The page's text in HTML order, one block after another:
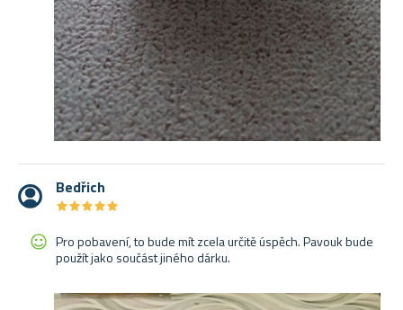
Bedřich
★★★★★
★★★★★
Pro pobavení, to bude mít zcela určitě úspěch. Pavouk bude
použít jako součást jiného dárku.